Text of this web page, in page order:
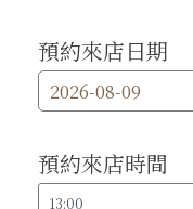
預約來店日期
預約來店時間